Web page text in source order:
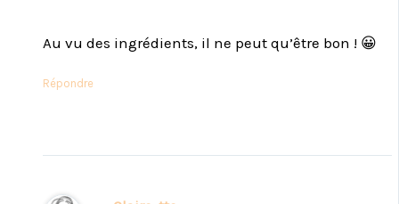
Au vu des ingrédients, il ne peut qu’être bon ! 😀
Répondre